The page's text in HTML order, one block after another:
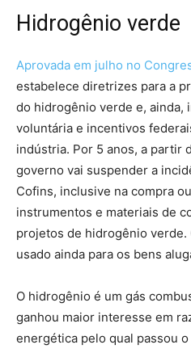
Hidrogênio verde
Aprovada em julho no
estabelece diretrizes para a
do hidrogênio verde e, ainda,
voluntária e incentivos
indústria. Por 5 anos, a partir
governo vai suspender a
Cofins, inclusive na compra
instrumentos e materiais de
projetos de hidrogênio
usado ainda para os bens
O hidrogênio é um gás
ganhou maior interesse em
energética pelo qual passou